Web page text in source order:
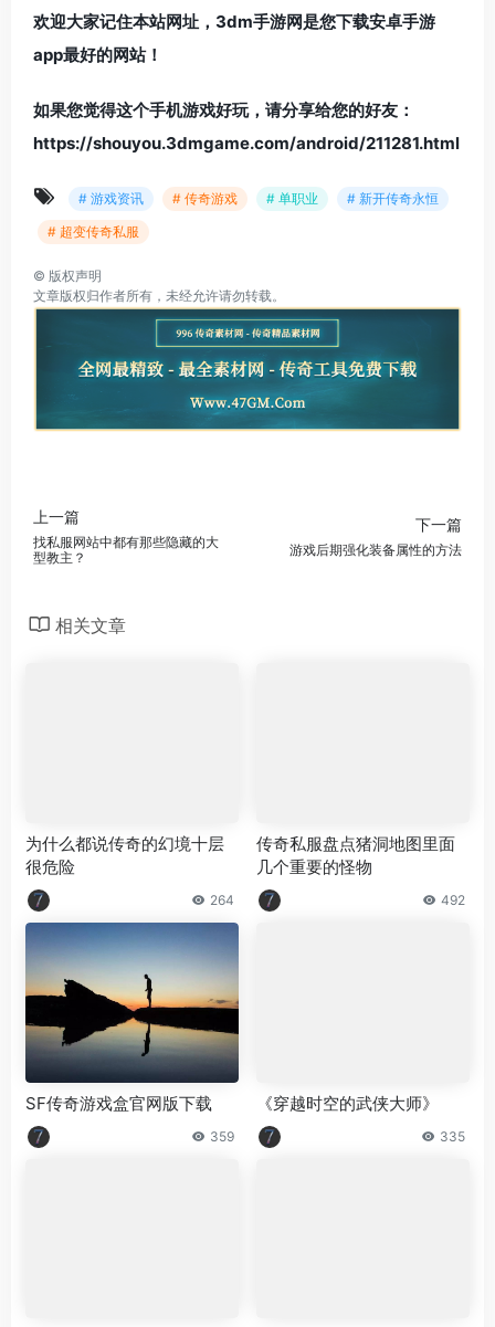
欢迎大家记住本站网址，3dm手游网是您下载安卓手游
app最好的网站！
如果您觉得这个手机游戏好玩，请分享给您的好友：
https://shouyou.3dmgame.com/android/211281.html
# 游戏资讯 # 传奇游戏 # 单职业
# 新开传奇永恒
# 超变传奇私服
© 版权声明
文章版权归作者所有，未经允许请勿转载。
上一篇
找私服网站中都有那些隐藏的大
型教主？
下一篇
游戏后期强化装备属性的方法
相关文章
为什么都说传奇的幻境十层
很危险
264
传奇私服盘点猪洞地图里面
几个重要的怪物
492
SF传奇游戏盒官网版下载
359
《穿越时空的武侠大师》
335